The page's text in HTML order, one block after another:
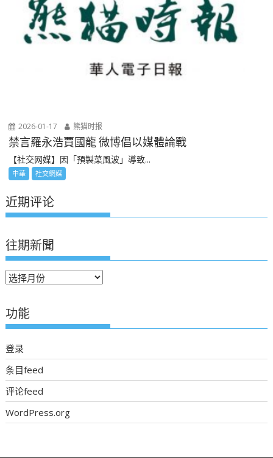
2026-01-17 熊猫时报
禁言羅永浩賈國龍 微博倡以媒體論戰
【社交网媒】因「預製菜風波」導致...
中華 社交網媒
近期评论
往期新聞
往
新
聞
功能
登录
条目feed
评论feed
WordPress.org